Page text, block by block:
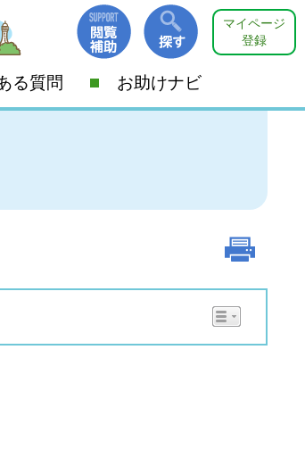
マイページ
登録
る質問 お助けナビ